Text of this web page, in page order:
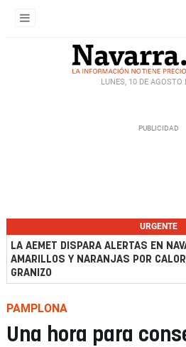
LUNES, 10 DE AGOSTO
URGENTE
LA AEMET DISPARA ALERTAS EN
AMARILLOS Y NARANJAS POR
GRANIZO
PAMPLONA
Una hora para